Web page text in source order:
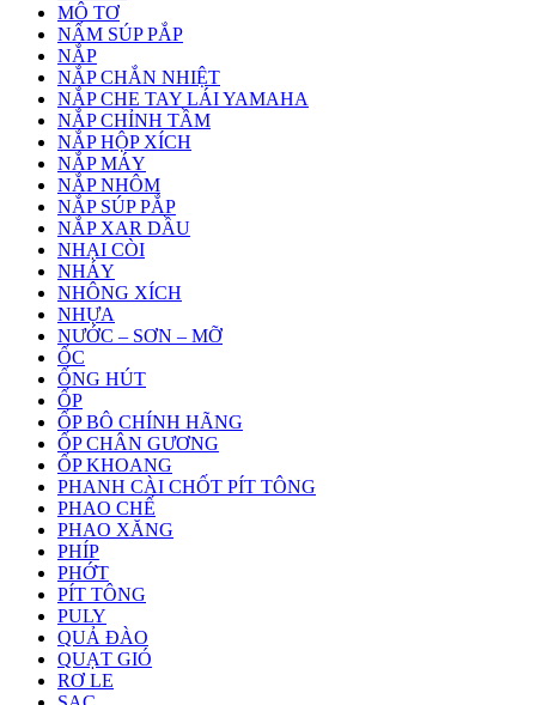
MÔ TƠ
NẤM SÚP PẮP
NẮP
NẮP CHẮN NHIỆT
NẮP CHE TAY LÁI YAMAHA
NẮP CHỈNH TẦM
NẮP HỘP XÍCH
NẮP MÁY
NẮP NHÔM
NẮP SÚP PẮP
NẮP XAR DẦU
NHẠI CÒI
NHÁY
NHÔNG XÍCH
NHỰA
NƯỚC – SƠN – MỠ
ỐC
ỐNG HÚT
ỐP
ỐP BÔ CHÍNH HÃNG
ỐP CHÂN GƯƠNG
ỐP KHOANG
PHANH CÀI CHỐT PÍT TÔNG
PHAO CHẾ
PHAO XĂNG
PHÍP
PHỚT
PÍT TÔNG
PULY
QUẢ ĐÀO
QUẠT GIÓ
RƠ LE